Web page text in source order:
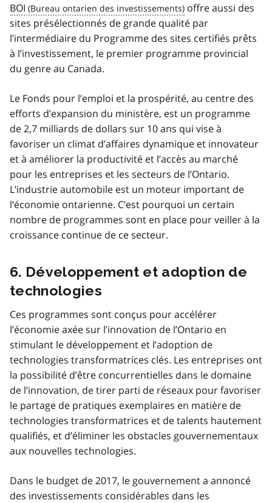
BOI
offre aussi des
sites présélectionnés de grande qualité par
l’intermédiaire du Programme des sites certifiés prêts
à l’investissement, le premier programme provincial
du genre au Canada.
Le Fonds pour l’emploi et la prospérité, au centre des
efforts d’expansion du ministère, est un programme
de 2,7 milliards de dollars sur 10 ans qui vise à
favoriser un climat d’affaires dynamique et innovateur
et à améliorer la productivité et l’accès au marché
pour les entreprises et les secteurs de l’Ontario.
L’industrie automobile est un moteur important de
l’économie ontarienne. C’est pourquoi un certain
nombre de programmes sont en place pour veiller à la
croissance continue de ce secteur.
6. Développement et adoption de
technologies
Ces programmes sont conçus pour accélérer
l’économie axée sur l’innovation de l’Ontario en
stimulant le développement et l’adoption de
technologies transformatrices clés. Les entreprises ont
la possibilité d’être concurrentielles dans le domaine
de l’innovation, de tirer parti de réseaux pour favoriser
le partage de pratiques exemplaires en matière de
technologies transformatrices et de talents hautement
qualifiés, et d’éliminer les obstacles gouvernementaux
aux nouvelles technologies.
Dans le budget de 2017, le gouvernement a annoncé
des investissements considérables dans les